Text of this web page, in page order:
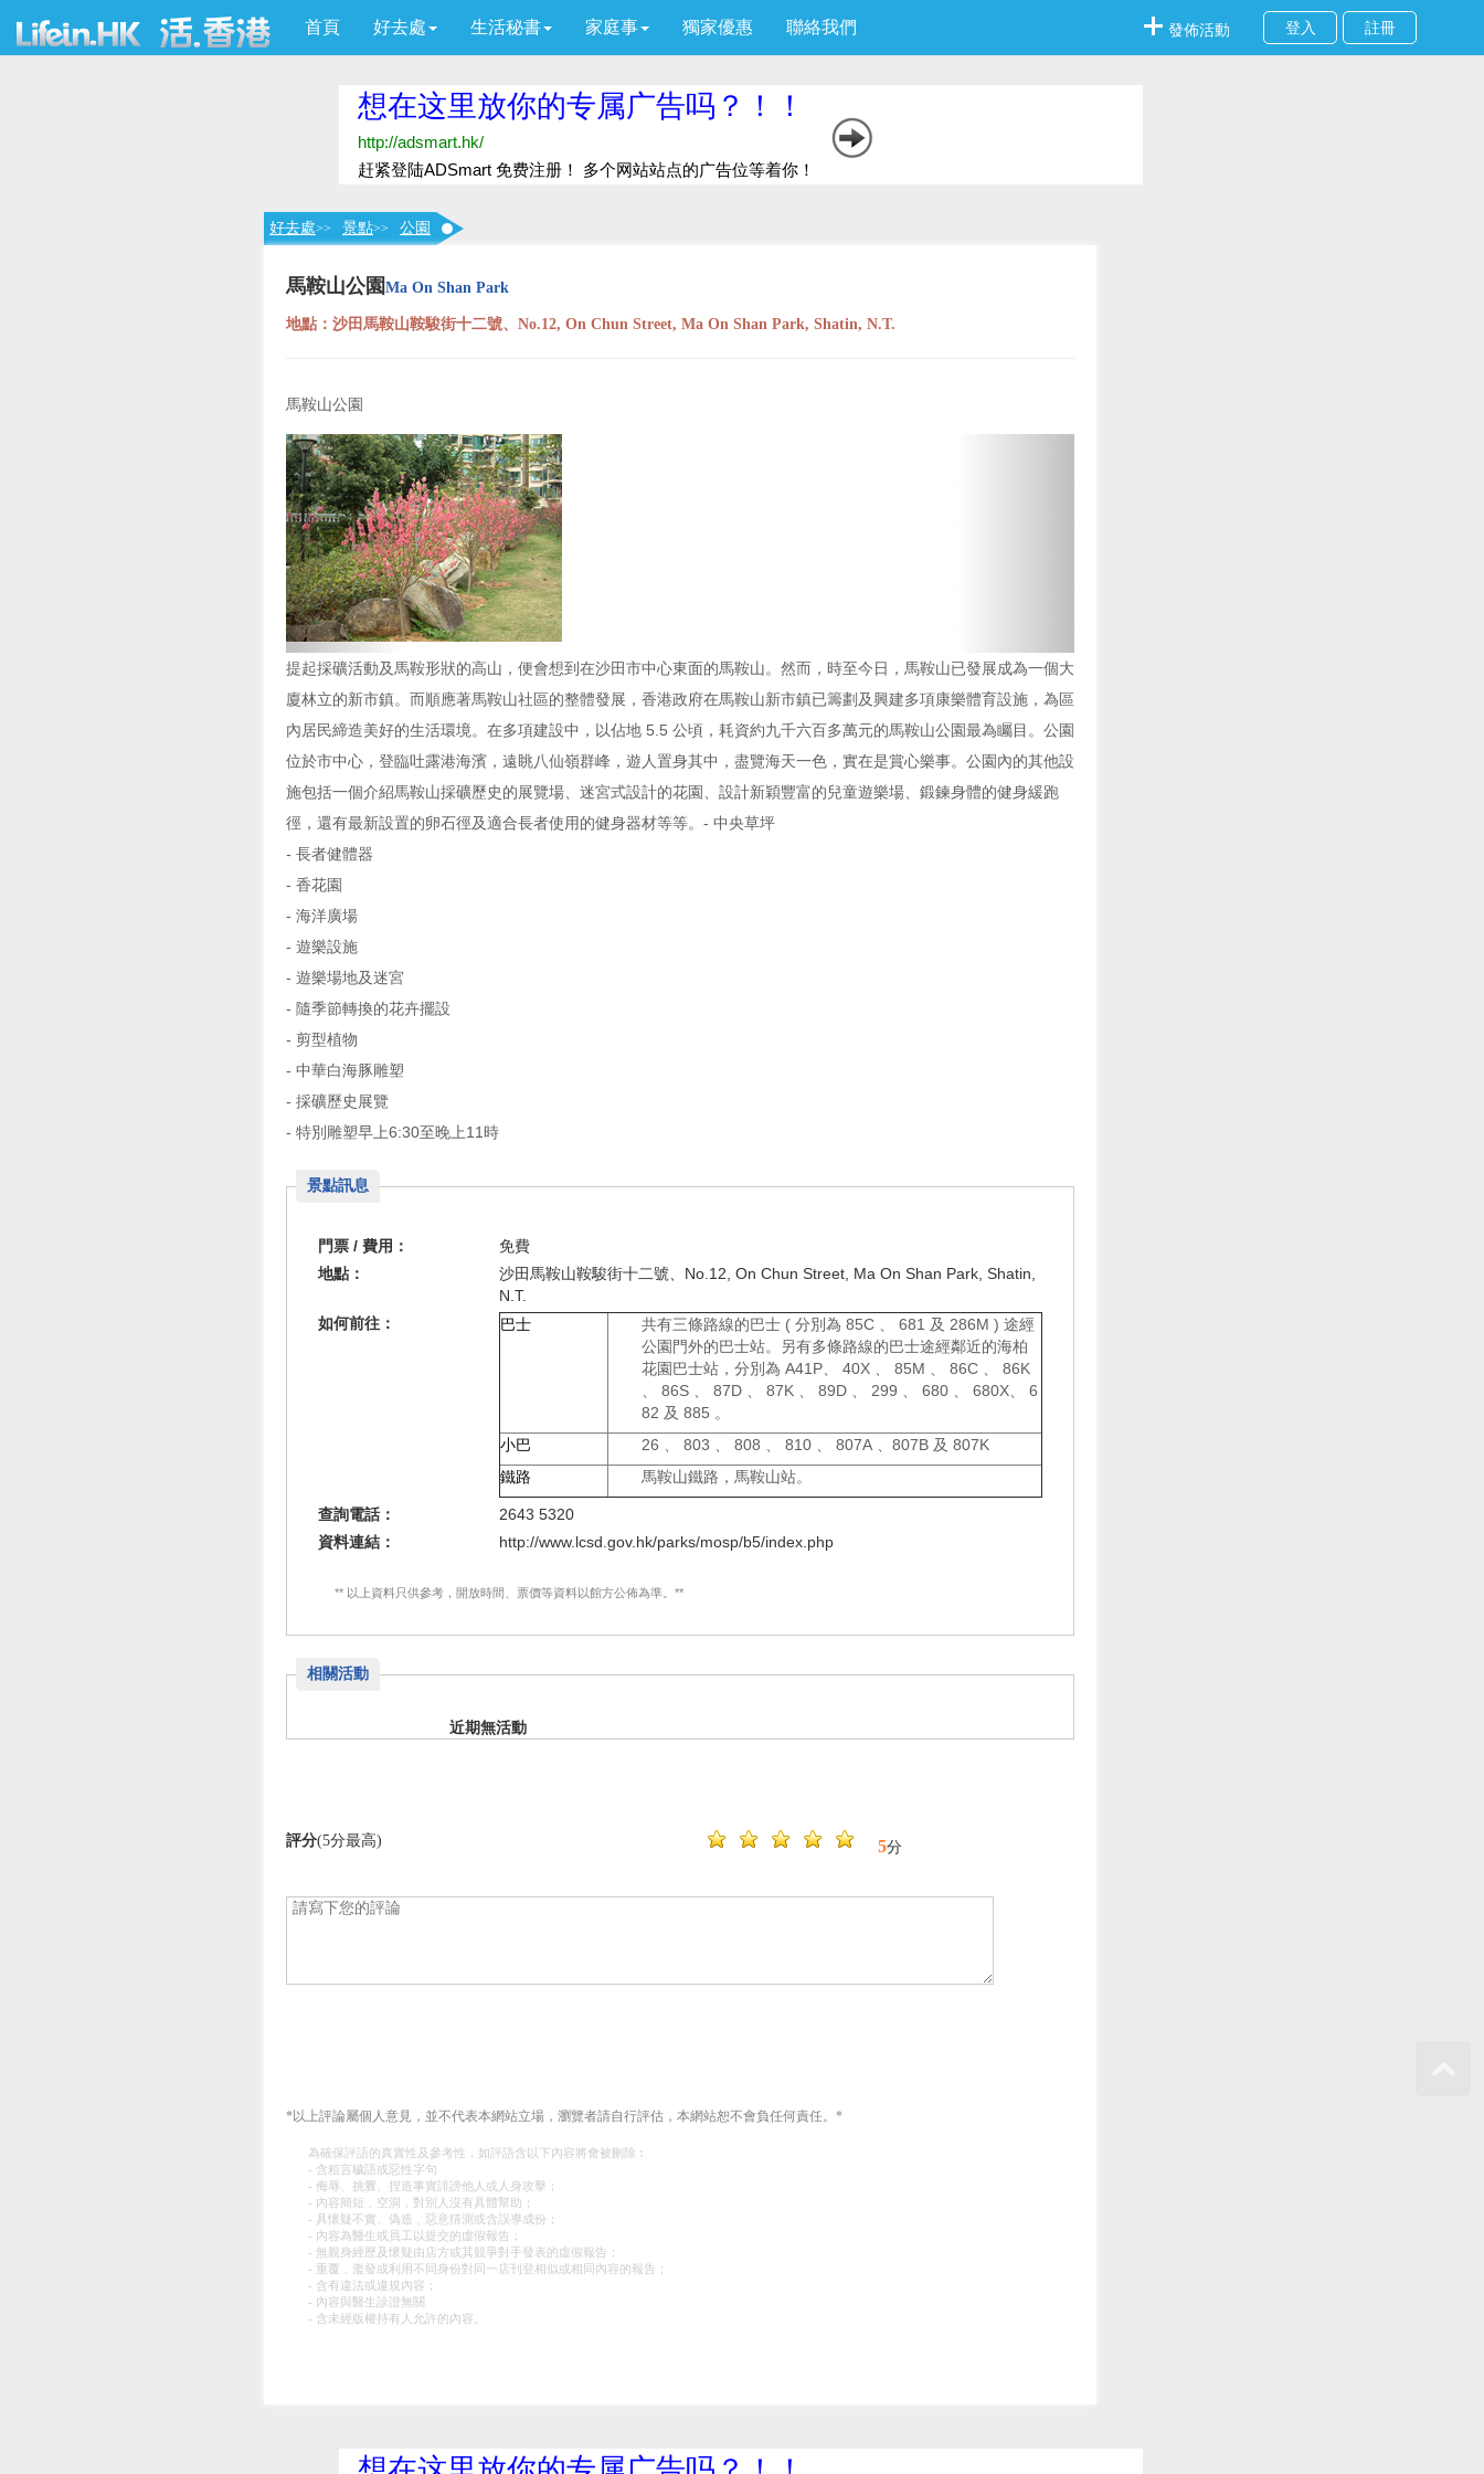
首頁 好去處 生活秘書 家庭事 獨家優惠 聯絡我們 發佈活動 登入 註冊
好去處>> 景點>> 公園
馬鞍山公園Ma On Shan Park
地點：沙田馬鞍山鞍駿街十二號、No.12, On Chun Street, Ma On Shan Park, Shatin, N.T.
馬鞍山公園
上
一
页
提起採礦活動及馬鞍形狀的高山，便會想到在沙田市中心東面的馬鞍山。然而，時至今日，馬鞍山已發展成為一個大
廈林立的新市鎮。而順應著馬鞍山社區的整體發展，香港政府在馬鞍山新市鎮已籌劃及興建多項康樂體育設施，為區
內居民締造美好的生活環境。在多項建設中，以佔地 5.5 公頃，耗資約九千六百多萬元的馬鞍山公園最為矚目。公園
位於市中心，登臨吐露港海濱，遠眺八仙嶺群峰，遊人置身其中，盡覽海天一色，實在是賞心樂事。公園內的其他設
施包括一個介紹馬鞍山採礦歷史的展覽場、迷宮式設計的花園、設計新穎豐富的兒童遊樂場、鍛鍊身體的健身緩跑
徑，還有最新設置的卵石徑及適合長者使用的健身器材等等。- 中央草坪
- 長者健體器
- 香花園
- 海洋廣場
- 遊樂設施
- 遊樂場地及迷宮
- 隨季節轉換的花卉擺設
- 剪型植物
- 中華白海豚雕塑
- 採礦歷史展覽
- 特別雕塑早上6:30至晚上11時
景點訊息
門票 / 費用：
免費
地點：
沙田馬鞍山鞍駿街十二號、No.12, On Chun Street, Ma On Shan Park, Shatin,
N.T.
如何前往：
巴士
共有三條路線的巴士 ( 分別為 85C 、 681 及 286M ) 途經
公園門外的巴士站。另有多條路線的巴士途經鄰近的海柏
花園巴士站，分別為 A41P、 40X 、 85M 、 86C 、 86K
、 86S 、 87D 、 87K 、 89D 、 299 、 680 、 680X、 6
82 及 885 。
小巴
26 、 803 、 808 、 810 、 807A 、807B 及 807K
鐵路
馬鞍山鐵路，馬鞍山站。
查詢電話：
2643 5320
資料連結：
http://www.lcsd.gov.hk/parks/mosp/b5/index.php
** 以上資料只供參考，開放時間、票價等資料以館方公佈為準。**
相關活動
近期無活動
評分(5分最高) 5分
*以上評論屬個人意見，並不代表本網站立場，瀏覽者請自行評估，本網站恕不會負任何責任。*
為確保評語的真實性及參考性，如評語含以下內容將會被刪除︰
- 含粗言穢語或惡性字句
- 侮辱、挑釁、捏造事實誹謗他人或人身攻擊；
- 內容簡短﹑空洞，對別人沒有具體幫助；
- 具懷疑不實、偽造﹑惡意猜測或含誤導成份；
- 內容為醫生或員工以提交的虛假報告；
- 無親身經歷及懷疑由店方或其競爭對手發表的虛假報告；
- 重覆﹑濫發或利用不同身份對同一店刊登相似或相同內容的報告；
- 含有違法或違規內容；
- 內容與醫生診證無關
- 含未經版權持有人允許的內容。